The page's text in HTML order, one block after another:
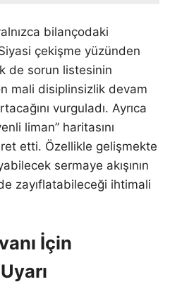
bilançodaki
çekişme yüzünden
de sorun listesinin
mali disiplinsizlik devam
vurguladı. Ayrıca
liman” haritasını
etti. Özellikle gelişmekte
sermaye akışının
zayıflatabileceği ihtimali
İçin